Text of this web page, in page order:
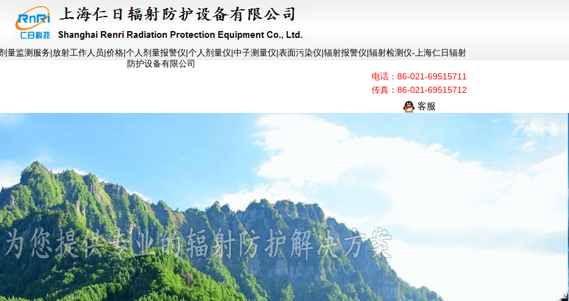
量监测服务|放射工作人员|价格|个人剂量报警仪|个人剂量仪|中子测量仪|表面污染仪|辐射报警仪|辐射检测仪-上海仁日辐射
防护设备有限公司
电话：86-021-69515711
传真：86-021-69515712
客服